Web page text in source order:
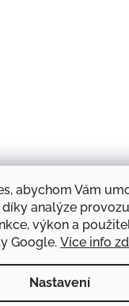
abychom Vám
analýze
výkon a
Google. Více info
Nastavení
na Instagramu
Hodnocení obchodu
Blog Obchodní podmínky